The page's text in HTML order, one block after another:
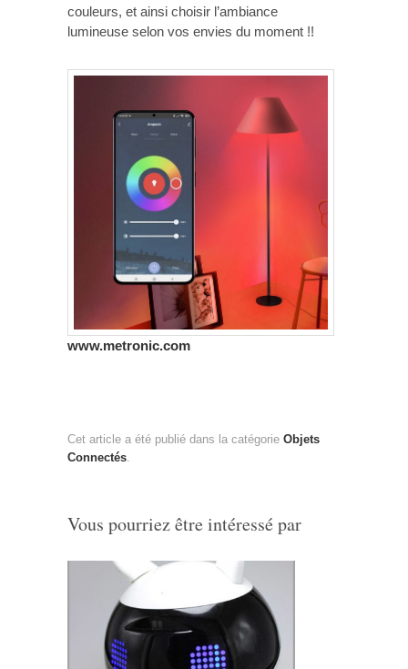
couleurs, et ainsi choisir l’ambiance
lumineuse selon vos envies du moment !!
www.metronic.com
Cet article a été publié dans la catégorie Objets
Connectés.
Vous pourriez être intéressé par